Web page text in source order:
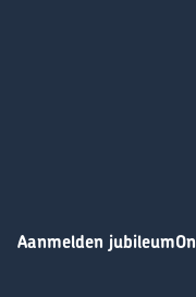
Aanmelden jubileum